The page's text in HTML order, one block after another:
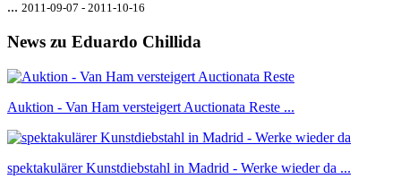
... 2011-09-07 - 2011-10-16
News zu Eduardo Chillida
Auktion - Van Ham versteigert Auctionata Reste ...
spektakulärer Kunstdiebstahl in Madrid - Werke wieder da ...